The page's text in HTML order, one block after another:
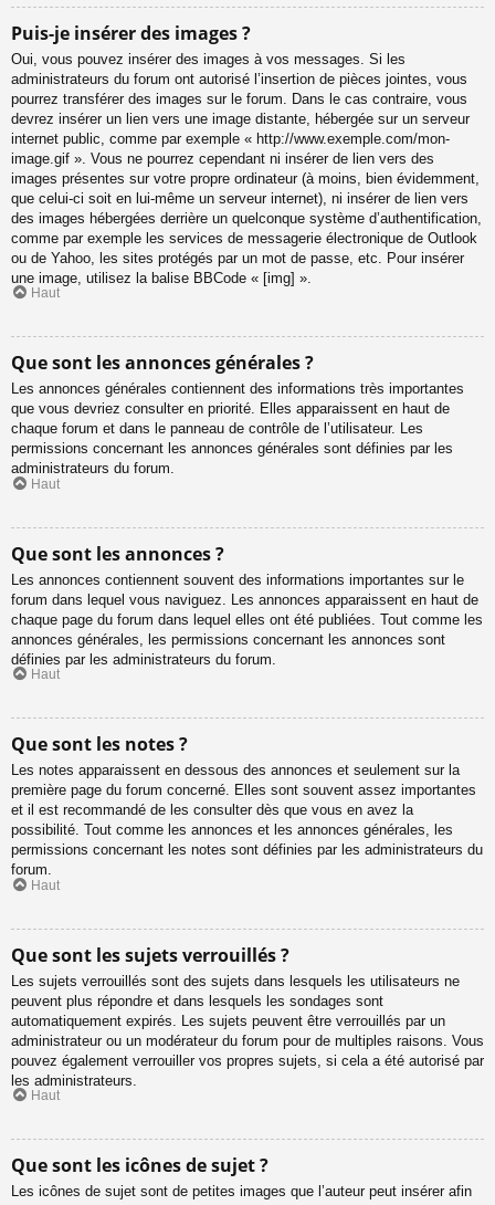
Puis-je insérer des images ?
Oui, vous pouvez insérer des images à vos messages. Si les
administrateurs du forum ont autorisé l’insertion de pièces jointes, vous
pourrez transférer des images sur le forum. Dans le cas contraire, vous
devrez insérer un lien vers une image distante, hébergée sur un serveur
internet public, comme par exemple « http://www.exemple.com/mon-
image.gif ». Vous ne pourrez cependant ni insérer de lien vers des
images présentes sur votre propre ordinateur (à moins, bien évidemment,
que celui-ci soit en lui-même un serveur internet), ni insérer de lien vers
des images hébergées derrière un quelconque système d’authentification,
comme par exemple les services de messagerie électronique de Outlook
ou de Yahoo, les sites protégés par un mot de passe, etc. Pour insérer
une image, utilisez la balise BBCode « [img] ».
Haut
Que sont les annonces générales ?
Les annonces générales contiennent des informations très importantes
que vous devriez consulter en priorité. Elles apparaissent en haut de
chaque forum et dans le panneau de contrôle de l’utilisateur. Les
permissions concernant les annonces générales sont définies par les
administrateurs du forum.
Haut
Que sont les annonces ?
Les annonces contiennent souvent des informations importantes sur le
forum dans lequel vous naviguez. Les annonces apparaissent en haut de
chaque page du forum dans lequel elles ont été publiées. Tout comme les
annonces générales, les permissions concernant les annonces sont
définies par les administrateurs du forum.
Haut
Que sont les notes ?
Les notes apparaissent en dessous des annonces et seulement sur la
première page du forum concerné. Elles sont souvent assez importantes
et il est recommandé de les consulter dès que vous en avez la
possibilité. Tout comme les annonces et les annonces générales, les
permissions concernant les notes sont définies par les administrateurs du
forum.
Haut
Que sont les sujets verrouillés ?
Les sujets verrouillés sont des sujets dans lesquels les utilisateurs ne
peuvent plus répondre et dans lesquels les sondages sont
automatiquement expirés. Les sujets peuvent être verrouillés par un
administrateur ou un modérateur du forum pour de multiples raisons. Vous
pouvez également verrouiller vos propres sujets, si cela a été autorisé par
les administrateurs.
Haut
Que sont les icônes de sujet ?
Les icônes de sujet sont de petites images que l’auteur peut insérer afin